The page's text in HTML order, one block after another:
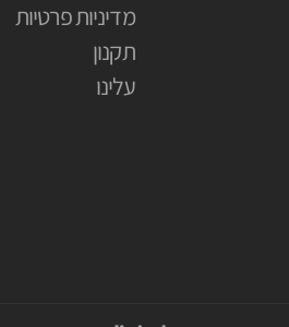
מדיניות פרטיות
תקנון
עלינו